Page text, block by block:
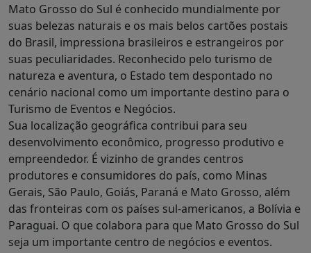
Mato Grosso do Sul é conhecido mundialmente por
suas belezas naturais e os mais belos cartões postais
do Brasil, impressiona brasileiros e estrangeiros por
suas peculiaridades. Reconhecido pelo turismo de
natureza e aventura, o Estado tem despontado no
cenário nacional como um importante destino para o
Turismo de Eventos e Negócios.
Sua localização geográfica contribui para seu
desenvolvimento econômico, progresso produtivo e
empreendedor. É vizinho de grandes centros
produtores e consumidores do país, como Minas
Gerais, São Paulo, Goiás, Paraná e Mato Grosso, além
das fronteiras com os países sul-americanos, a Bolívia e
Paraguai. O que colabora para que Mato Grosso do Sul
seja um importante centro de negócios e eventos.